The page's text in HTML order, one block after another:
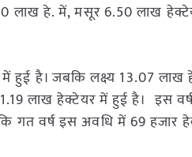
हे. में, मसूर 6.50 लाख
हुई है। जबकि लक्ष्य 13.07 लाख
लाख हेक्टेयर में हुई है। इस वर्ष
वर्ष इस अवधि में 69 हजार